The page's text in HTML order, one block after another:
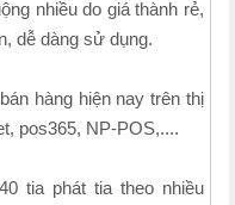
nhiều do giá thành rẻ,
dễ dàng sử dụng.
hàng hiện nay trên thị
pos365, NP-POS,....
tia phát tia theo nhiều